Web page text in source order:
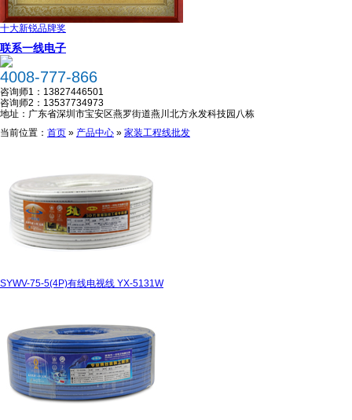
十大新锐品牌奖
联系一线电子
4008-777-866
咨询师1： 13827446501
咨询师2： 13537734973
地址： 广东省深圳市宝安区燕罗街道燕川北方永发科技园八栋
当前位置： 首页 » 产品中心 » 家装工程线批发
SYWV-75-5(4P)有线电视线 YX-5131W